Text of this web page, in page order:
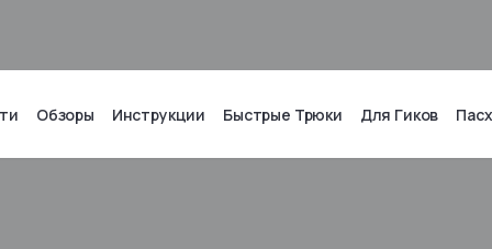
Обзоры Инструкции Быстрые Трюки Для Гиков